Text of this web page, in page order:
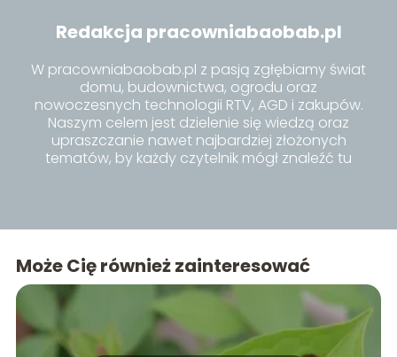
Redakcja pracowniabaobab.pl
W pracowniabaobab.pl z pasją zgłębiamy świat
domu, budownictwa, ogrodu oraz
nowoczesnych technologii RTV, AGD i zakupów.
Naszym celem jest dzielenie się wiedzą oraz
upraszczanie nawet najbardziej złożonych
tematów, by każdy czytelnik mógł znaleźć tu
Może Cię również zainteresować